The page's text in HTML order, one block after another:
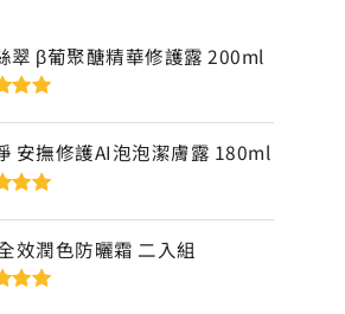
翠 β葡聚醣精華修護露 200ml
安撫修護AI泡泡潔膚露 180ml
效潤色防曬霜 二入組